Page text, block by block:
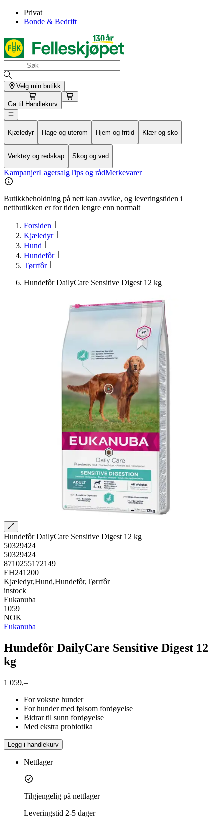
Privat
Bonde & Bedrift
Velg min butikk
Gå til Handlekurv
Kjæledyr Hage og uterom Hjem og fritid Klær og sko
Verktøy og redskap Skog og ved
KampanjerLagersalgTips og rådMerkevarer
Butikkbeholdning på nett kan avvike, og leveringstiden i
nettbutikken er for tiden lengre enn normalt
Forsiden
Kjæledyr
Hund
Hundefôr
Tørrfôr
Hundefôr DailyCare Sensitive Digest 12 kg
Hundefôr DailyCare Sensitive Digest 12 kg
50329424
50329424
8710255172149
EH241200
Kjæledyr,Hund,Hundefôr,Tørrfôr
instock
Eukanuba
1059
NOK
Eukanuba
Hundefôr DailyCare Sensitive Digest 12
kg
1 059,–
For voksne hunder
For hunder med følsom fordøyelse
Bidrar til sunn fordøyelse
Med ekstra probiotika
Legg i handlekurv
Nettlager
Tilgjengelig på nettlager
Leveringstid 2-5 dager